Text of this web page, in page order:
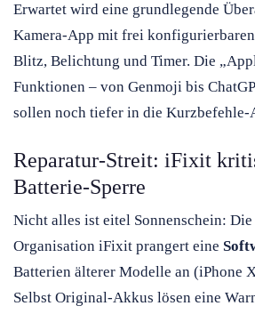
Erwartet wird eine grundlegende
Kamera-App mit frei
Blitz, Belichtung und Timer. Die
Funktionen – von Genmoji bis
sollen noch tiefer in die Kurzbefehle-
Reparatur-Streit: iFixit
Batterie-Sperre
Nicht alles ist eitel Sonnenschein: Die
Organisation iFixit prangert eine
Batterien älterer Modelle an (iPhone
Selbst Original-Akkus lösen eine